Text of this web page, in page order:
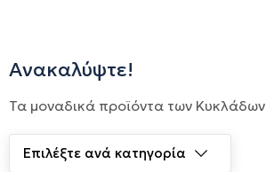
Ανακαλύψτε!
Τα μοναδικά προϊόντα των Κυκλάδων